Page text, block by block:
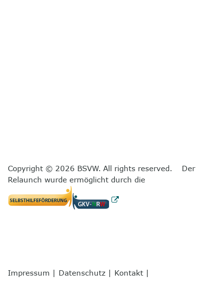
Copyright © 2026 BSVW. All rights reserved. Der
Relaunch wurde ermöglicht durch die
Impressum Datenschutz Kontakt